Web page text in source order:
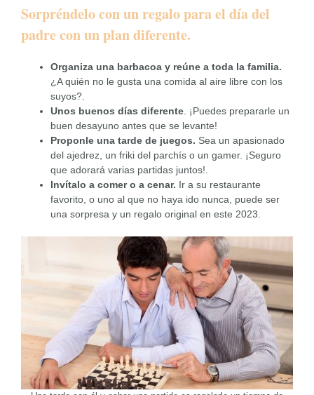
Sorpréndelo con un regalo para el día del
padre con un plan diferente.
Organiza una barbacoa y reúne a toda la familia.
¿A quién no le gusta una comida al aire libre con los
suyos?.
Unos buenos días diferente . ¡Puedes prepararle un
buen desayuno antes que se levante!
Proponle una tarde de juegos. Sea un apasionado
del ajedrez, un friki del parchís o un gamer. ¡Seguro
que adorará varias partidas juntos!.
Invítalo a comer o a cenar. Ir a su restaurante
favorito, o uno al que no haya ido nunca, puede ser
una sorpresa y un regalo original en este 2023.